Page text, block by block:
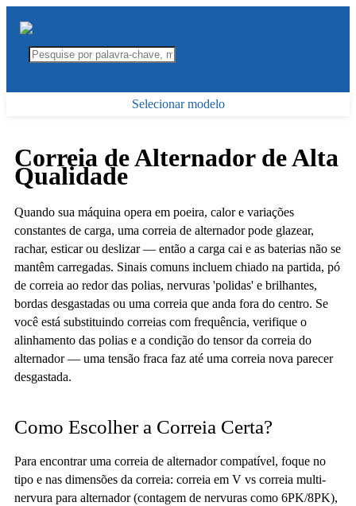
Selecionar modelo
Correia de Alternador de Alta
Qualidade
Quando sua máquina opera em poeira, calor e variações
constantes de carga, uma correia de alternador pode glazear,
rachar, esticar ou deslizar — então a carga cai e as baterias não se
mantêm carregadas. Sinais comuns incluem chiado na partida, pó
de correia ao redor das polias, nervuras 'polidas' e brilhantes,
bordas desgastadas ou uma correia que anda fora do centro. Se
você está substituindo correias com frequência, verifique o
alinhamento das polias e a condição do tensor da correia do
alternador — uma tensão fraca faz até uma correia nova parecer
desgastada.
Como Escolher a Correia Certa?
Para encontrar uma correia de alternador compatível, foque no
tipo e nas dimensões da correia: correia em V vs correia multi-
nervura para alternador (contagem de nervuras como 6PK/8PK),